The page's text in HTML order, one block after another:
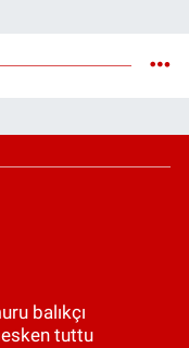
balıkçı
tuttu